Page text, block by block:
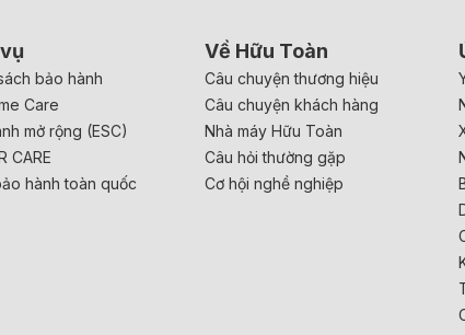
bảo hành
Care
mở rộng (ESC)
CARE
hành toàn quốc
Về Hữu Toàn
Câu chuyện thương hiệu
Câu chuyện khách hàng
Nhà máy Hữu Toàn
Câu hỏi thường gặp
Cơ hội nghề nghiệp